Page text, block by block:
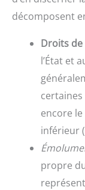
décomposent
Droits
l’État et
certaines
encore
inférieur
propre